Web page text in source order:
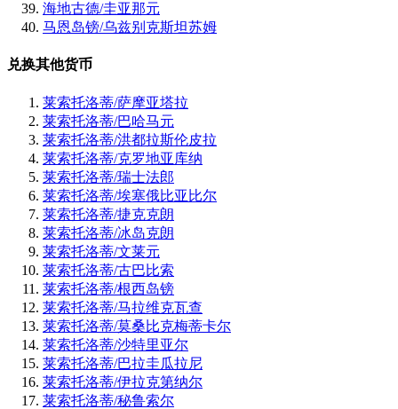
海地古德/圭亚那元
马恩岛镑/乌兹别克斯坦苏姆
兑换其他货币
莱索托洛蒂/萨摩亚塔拉
莱索托洛蒂/巴哈马元
莱索托洛蒂/洪都拉斯伦皮拉
莱索托洛蒂/克罗地亚库纳
莱索托洛蒂/瑞士法郎
莱索托洛蒂/埃塞俄比亚比尔
莱索托洛蒂/捷克克朗
莱索托洛蒂/冰岛克朗
莱索托洛蒂/文莱元
莱索托洛蒂/古巴比索
莱索托洛蒂/根西岛镑
莱索托洛蒂/马拉维克瓦查
莱索托洛蒂/莫桑比克梅蒂卡尔
莱索托洛蒂/沙特里亚尔
莱索托洛蒂/巴拉圭瓜拉尼
莱索托洛蒂/伊拉克第纳尔
莱索托洛蒂/秘鲁索尔